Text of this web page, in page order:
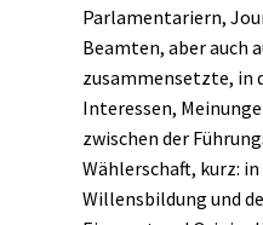
Parlamentariern,
Beamten, aber auch
zusammensetzte, in
Interessen,
zwischen der
Wählerschaft, kurz:
Willensbildung und